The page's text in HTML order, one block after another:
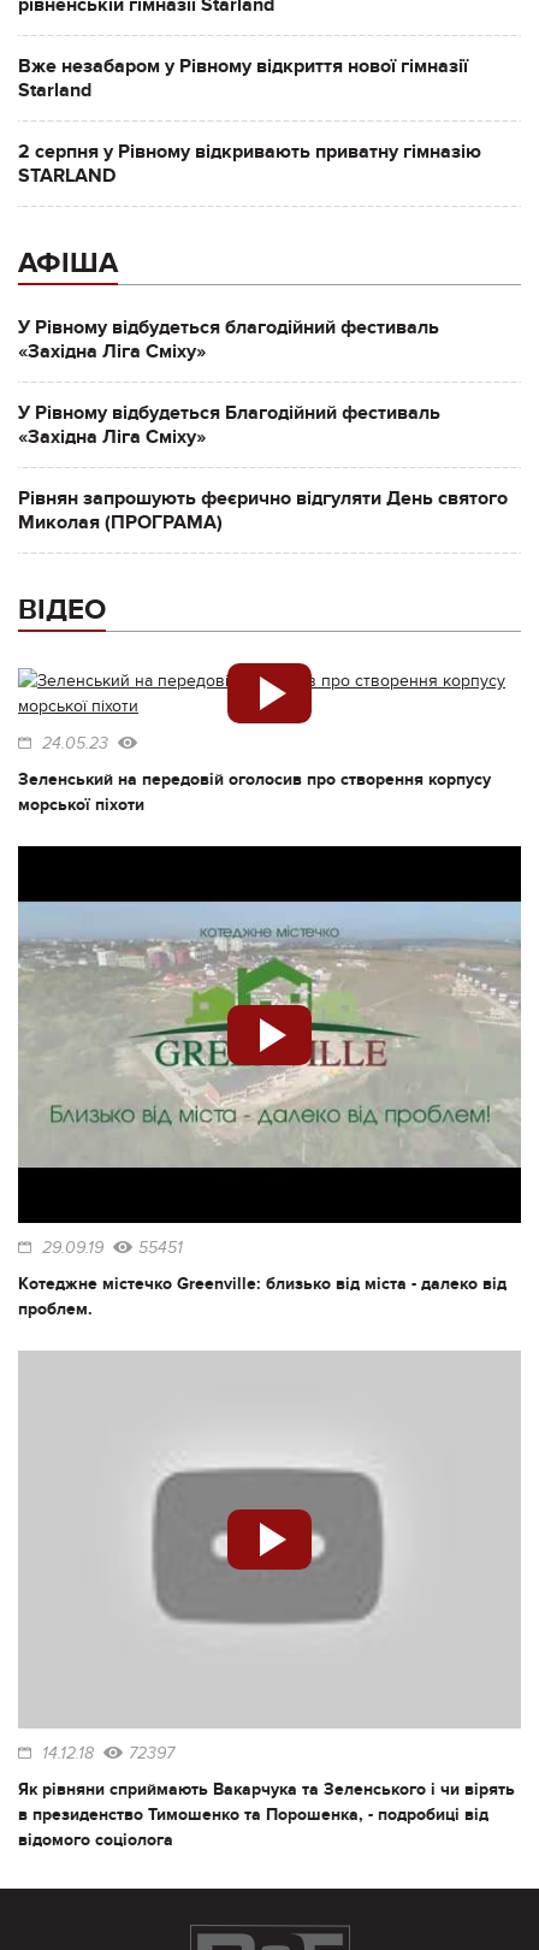
Вже незабаром у Рівному відкриття нової гімназії
Starland
2 серпня у Рівному відкривають приватну гімназію
STARLAND
АФІША
У Рівному відбудеться благодійний фестиваль
«Західна Ліга Сміху»
У Рівному відбудеться Благодійний фестиваль
«Західна Ліга Сміху»
Рівнян запрошують феєрично відгуляти День святого
Миколая (ПРОГРАМА)
ВІДЕО
24.05.23
Зеленський на передовій оголосив про створення корпусу
морської піхоти
29.09.19 55451
Котеджне містечко Greenville: близько від міста - далеко від
проблем.
14.12.18 72397
Як рівняни сприймають Вакарчука та Зеленського і чи вірять
в президенство Тимошенко та Порошенка, - подробиці від
відомого соціолога